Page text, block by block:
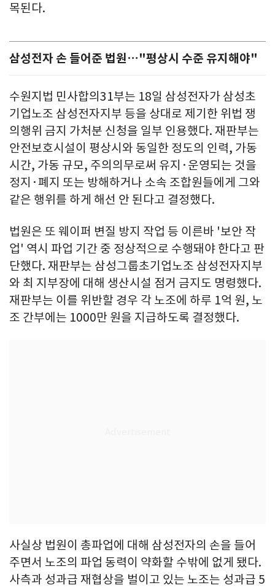
목된다.
삼성전자 손 들어준 법원…"평상시 수준 유지해야"
수원지법 민사합의31부는 18일 삼성전자가 삼성초
기업노조 삼성전자지부 등을 상대로 제기한 위법 쟁
의행위 금지 가처분 신청을 일부 인용했다. 재판부는
안전보호시설이 평상시와 동일한 정도의 인력, 가동
시간, 가동 규모, 주의의무로써 유지·운영되는 것을
정지·폐지 또는 방해하거나 소속 조합원들에게 그와
같은 행위를 하게 해선 안 된다고 결정했다.
법원은 또 웨이퍼 변질 방지 작업 등 이른바 '보안 작
업' 역시 파업 기간 중 정상적으로 수행돼야 한다고 판
단했다. 재판부는 삼성그룹초기업노조 삼성전자지부
와 최 지부장에 대해 생산시설 점거 금지도 명령했다.
재판부는 이를 위반할 경우 각 노조에 하루 1억 원, 노
조 간부에는 1000만 원을 지급하도록 결정했다.
사실상 법원이 총파업에 대해 삼성전자의 손을 들어
주면서 노조의 파업 동력이 약화할 수밖에 없게 됐다.
사측과 성과급 재협상을 벌이고 있는 노조는 성과급 5